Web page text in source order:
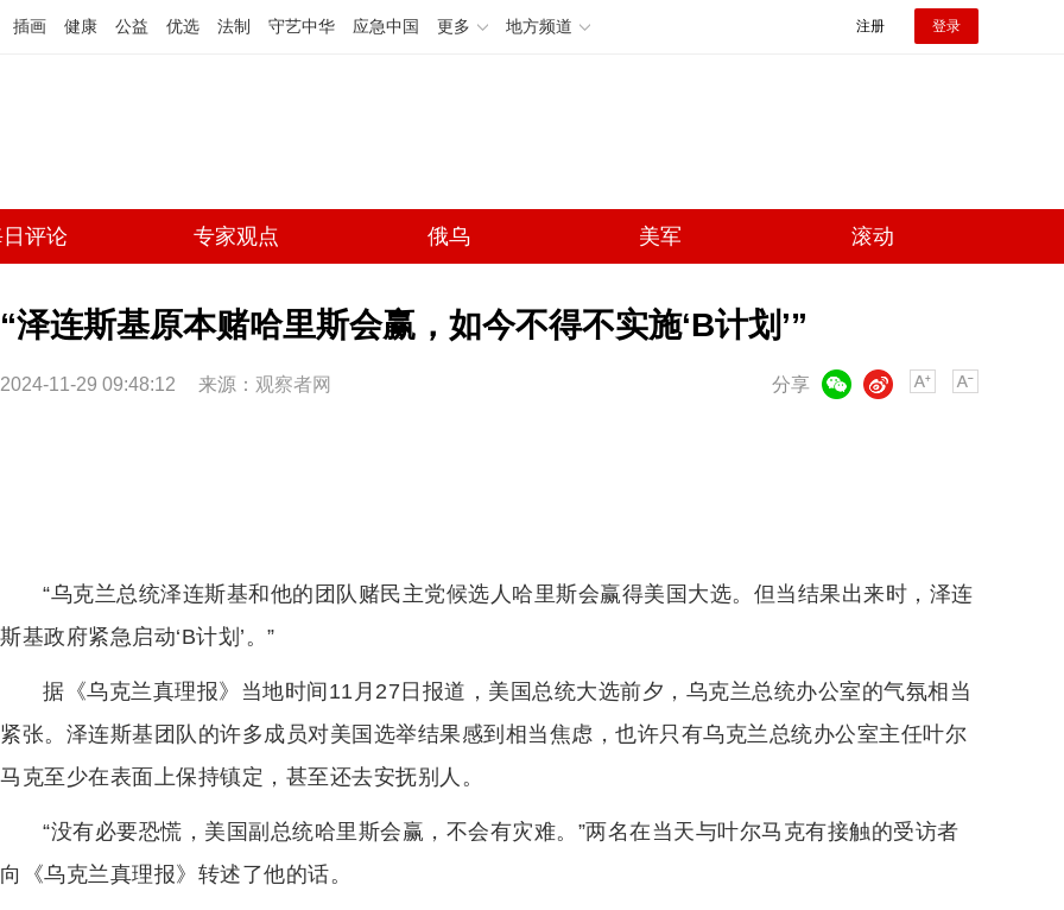
插画 健康 公益 优选 法制 守艺中华 应急中国 更多 地方频道 注册 登录
评论 专家观点 俄乌 美军 滚动
“泽连斯基原本赌哈里斯会赢，如今不得不实施‘B计划’”
2024-11-29 09:48:12 来源： 观察者网 分享
微博
“乌克兰总统泽连斯基和他的团队赌民主党候选人哈里斯会赢得美国大选。但当结果出来时，泽连
斯基政府紧急启动‘B计划’。”
据《乌克兰真理报》当地时间11月27日报道，美国总统大选前夕，乌克兰总统办公室的气氛相当
紧张。泽连斯基团队的许多成员对美国选举结果感到相当焦虑，也许只有乌克兰总统办公室主任叶尔
马克至少在表面上保持镇定，甚至还去安抚别人。
“没有必要恐慌，美国副总统哈里斯会赢，不会有灾难。”两名在当天与叶尔马克有接触的受访者
向《乌克兰真理报》转述了他的话。